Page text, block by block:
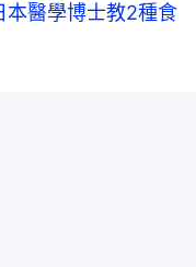
本醫學博士教2種食